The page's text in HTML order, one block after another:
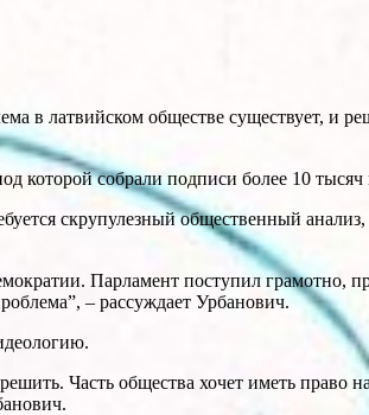
в латвийском обществе существует, и
которой собрали подписи более 10 тысяч
скрупулезный общественный
Парламент поступил грамотно,
– рассуждает Урбанович.
Часть общества хочет иметь право